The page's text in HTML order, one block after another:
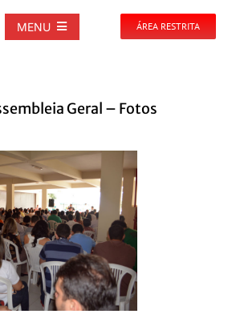
MENU ÁREA RESTRITA
Geral – Fotos